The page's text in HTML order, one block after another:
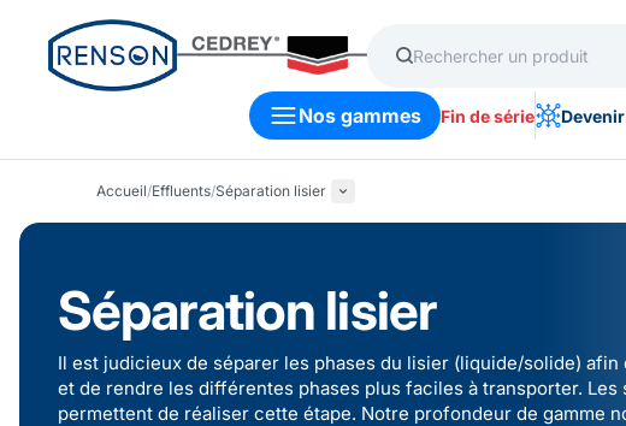
Nos gammes Fin de série
Accueil/Effluents/Séparation lisier
Séparation lisier
Il est judicieux de séparer les phases du lisier (liquide/solide)
et de rendre les différentes phases plus faciles à transporter. Les
permettent de réaliser cette étape. Notre profondeur de gamme